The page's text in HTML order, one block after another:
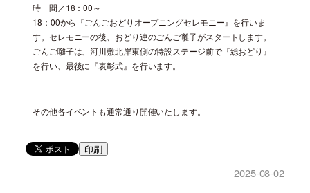
時 間／18：00～
18：00から『ごんごおどりオープニングセレモニー』を行いま
す。セレモニーの後、おどり連のごんご囃子がスタートします。
ごんご囃子は、河川敷北岸東側の特設ステージ前で『総おどり』
を行い、最後に『表彰式』を行います。
その他各イベントも通常通り開催いたします。
印刷
2025-08-02